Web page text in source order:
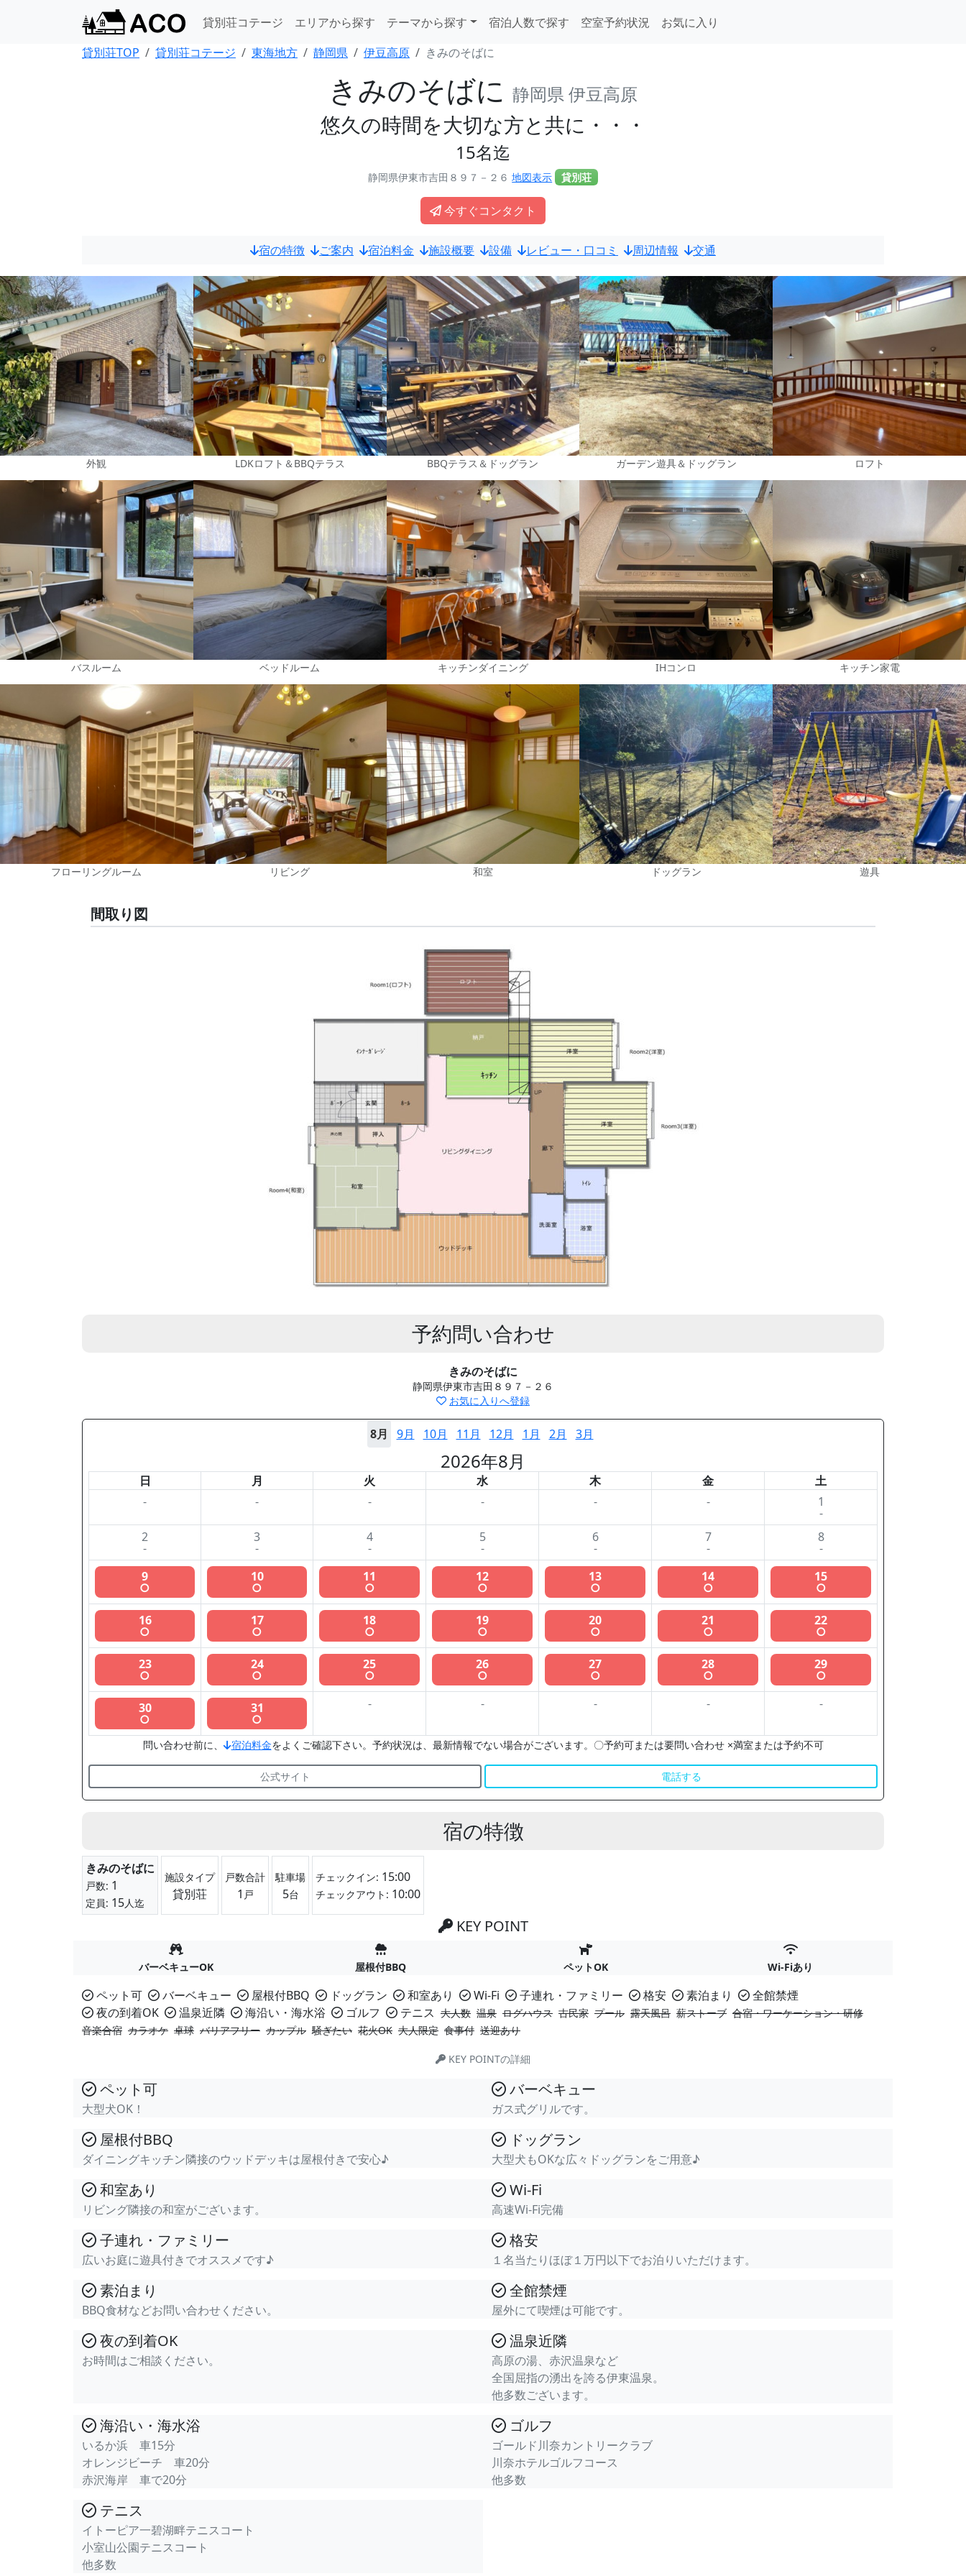
貸別荘コテージ エリアから探す テーマから探す 宿泊人数で探す 空室予約状況
お気に入り
貸別荘TOP
貸別荘コテージ 東海地方 静岡県 伊豆高原 きみのそばに
きみのそばに 静岡県 伊豆高原
悠久の時間を大切な方と共に・・・
15名迄
静岡県伊東市吉田８９７－２６地図表示 貸別荘
今すぐコンタクト
宿の特徴 ご案内 宿泊料金 施設概要 設備 レビュー・口コミ 周辺情報 交通
外観 LDKロフト＆BBQテラス BBQテラス＆ドッグラン ガーデン遊具＆ドッグラン ロフト
バスルーム ベッドルーム キッチンダイニング IHコンロ キッチン家電
フローリングルーム リビング 和室 ドッグラン 遊具
間取り図
予約問い合わせ
きみのそばに
静岡県伊東市吉田８９７－２６
お気に入りへ登録
8月 9月 10月 11月 12月 1月 2月 3月
2026年8月
日 月 火 水 木 金
土
-
- - - - - 1
-
2
-
3
-
4
-
5
-
6
-
7
-
8
-
9
○
10
○
11
○
12
○
13
○
14
○
15
○
16
○
17
○
18
○
19
○
20
○
21
○
22
○
23
○
24
○
25
○
26
○
27
○
28
○
29
○
30
○
31
○
- - - - -
問い合わせ前に、 宿泊料金をよくご確認下さい。予約状況は、最新情報でない場合がございます。〇予約可または要問い合わせ ×満室または予約不可
公式サイト 電話する
宿の特徴
きみのそばに
戸数: 1
定員: 15人迄
施設タイプ
貸別荘
戸数合計
1 戸
駐車場
5台
チェックイン: 15:00
チェックアウト: 10:00
KEY POINT
バーベキューOK 屋根付BBQ ペットOK Wi-Fiあり
ペット可 バーベキュー 屋根付BBQ ドッグラン 和室あり Wi-Fi 子連れ・ファミリー 格安 素泊まり
全館禁煙
夜の到着OK
温泉近隣 海沿い・海水浴 ゴルフ テニス 大人数 温泉 ログハウス 古民家 プール 露天風呂 薪ストーブ 合宿・ワーケーション・研修
音楽合宿 カラオケ 卓球 バリアフリー カップル 騒ぎたい 花火OK 大人限定 食事付 送迎あり
KEY POINTの詳細
ペット可
大型犬OK！
バーベキュー
ガス式グリルです。
屋根付BBQ
ダイニングキッチン隣接のウッドデッキは屋根付きで安心♪
ドッグラン
大型犬もOKな広々ドッグランをご用意♪
和室あり
リビング隣接の和室がございます。
Wi-Fi
高速Wi-Fi完備
子連れ・ファミリー
広いお庭に遊具付きでオススメです♪
格安
１名当たりほぼ１万円以下でお泊りいただけます。
素泊まり
BBQ食材などお問い合わせください。
全館禁煙
屋外にて喫煙は可能です。
夜の到着OK
お時間はご相談ください。
温泉近隣
高原の湯、赤沢温泉など
全国屈指の湧出を誇る伊東温泉。
他多数ございます。
海沿い・海水浴
いるか浜 車15分
オレンジビーチ 車20分
赤沢海岸 車で20分
ゴルフ
ゴールド川奈カントリークラブ
川奈ホテルゴルフコース
他多数
テニス
イトーピア一碧湖畔テニスコート
小室山公園テニスコート
他多数